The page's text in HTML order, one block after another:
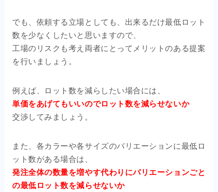
でも、依頼する立場としても、出来るだけ最低ロット
数を少なくしたいと思いますので、
工場のリスクも考え両者にとってメリットのある提案
を行いましょう。
例えば、ロット数を減らしたい場合には、
単価をあげてもいいのでロット数を減らせないか
交渉してみましょう。
また、各カラーや各サイズのバリエーションに最低ロ
ット数がある場合は、
発注全体の数量を増やす代わりにバリエーションごと
の最低ロット数を減らせないか